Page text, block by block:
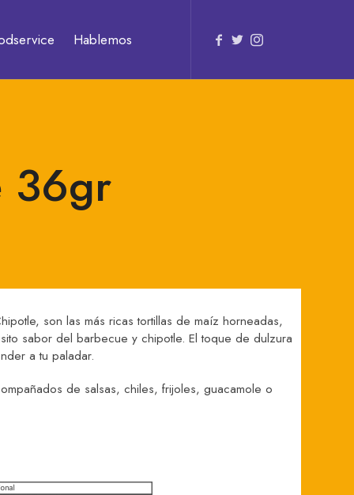
Hablemos
36gr
son las más ricas tortillas de maíz horneadas,
sabor del barbecue y chipotle. El toque de dulzura
a tu paladar.
de salsas, chiles, frijoles, guacamole o